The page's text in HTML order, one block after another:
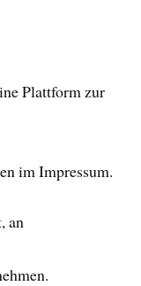
Plattform zur
im Impressum.
an